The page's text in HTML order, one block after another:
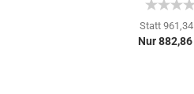
Statt 961,34
Nur 882,86